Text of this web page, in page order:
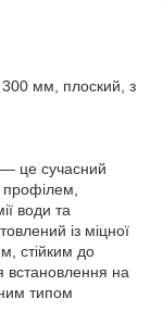
мм, плоский, з
це сучасний
води та
із міцної
стійким до
встановлення на
типом